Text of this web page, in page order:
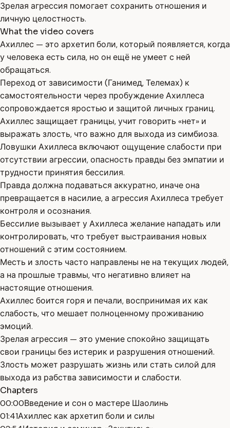
Зрелая агрессия помогает сохранить отношения и
личную целостность.
What the video covers
Ахиллес — это архетип боли, который появляется, когда
у человека есть сила, но он ещё не умеет с ней
обращаться.
Переход от зависимости (Ганимед, Телемах) к
самостоятельности через пробуждение Ахиллеса
сопровождается яростью и защитой личных границ.
Ахиллес защищает границы, учит говорить «нет» и
выражать злость, что важно для выхода из симбиоза.
Ловушки Ахиллеса включают ощущение слабости при
отсутствии агрессии, опасность правды без эмпатии и
трудности принятия бессилия.
Правда должна подаваться аккуратно, иначе она
превращается в насилие, а агрессия Ахиллеса требует
контроля и осознания.
Бессилие вызывает у Ахиллеса желание нападать или
контролировать, что требует выстраивания новых
отношений с этим состоянием.
Месть и злость часто направлены не на текущих людей,
а на прошлые травмы, что негативно влияет на
настоящие отношения.
Ахиллес боится горя и печали, воспринимая их как
слабость, что мешает полноценному проживанию
эмоций.
Зрелая агрессия — это умение спокойно защищать
свои границы без истерик и разрушения отношений.
Злость может разрушать жизнь или стать силой для
выхода из рабства зависимости и слабости.
Chapters
00:00Введение и сон о мастере Шаолинь
01:41Ахиллес как архетип боли и силы